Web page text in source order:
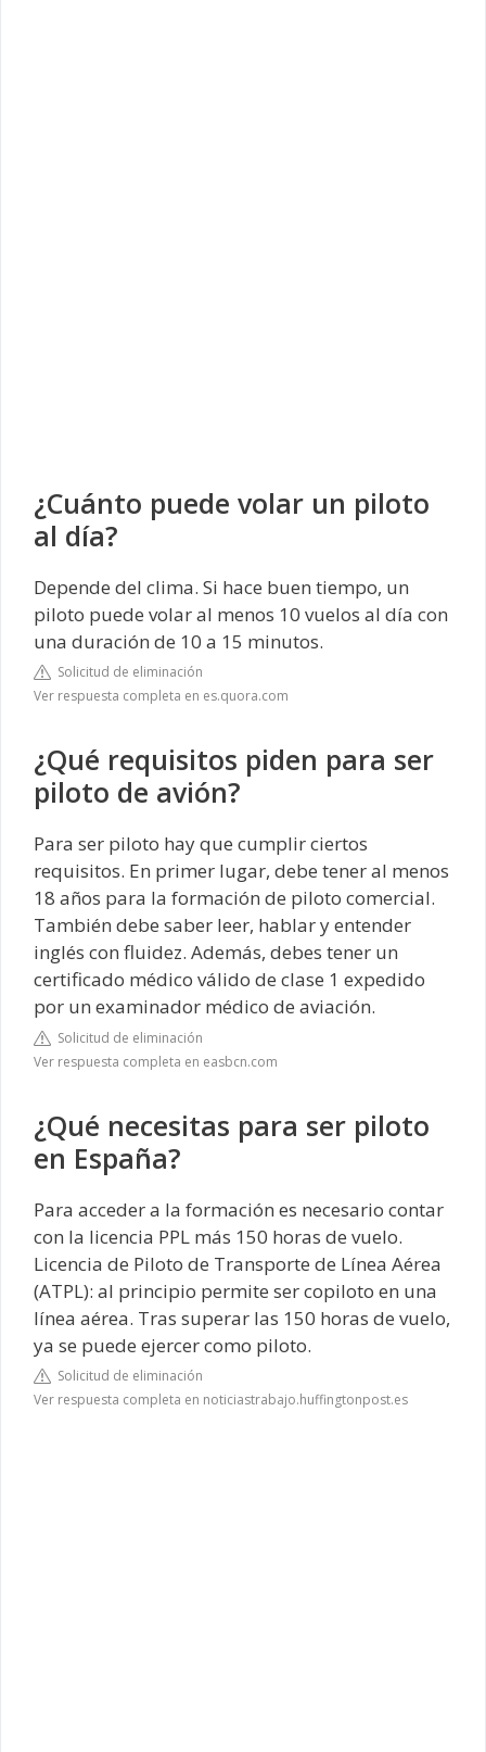
¿Cuánto puede volar un piloto
al día?
Depende del clima. Si hace buen tiempo, un
piloto puede volar al menos 10 vuelos al día con
una duración de 10 a 15 minutos.
Solicitud de eliminación
Ver respuesta completa en es.quora.com
¿Qué requisitos piden para ser
piloto de avión?
Para ser piloto hay que cumplir ciertos
requisitos. En primer lugar, debe tener al menos
18 años para la formación de piloto comercial.
También debe saber leer, hablar y entender
inglés con fluidez. Además, debes tener un
certificado médico válido de clase 1 expedido
por un examinador médico de aviación.
Solicitud de eliminación
Ver respuesta completa en easbcn.com
¿Qué necesitas para ser piloto
en España?
Para acceder a la formación es necesario contar
con la licencia PPL más 150 horas de vuelo.
Licencia de Piloto de Transporte de Línea Aérea
(ATPL): al principio permite ser copiloto en una
línea aérea. Tras superar las 150 horas de vuelo,
ya se puede ejercer como piloto.
Solicitud de eliminación
Ver respuesta completa en noticiastrabajo.huffingtonpost.es